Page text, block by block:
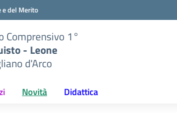
del Merito
Comprensivo 1°
- Leone
d'Arco
Novità Didattica